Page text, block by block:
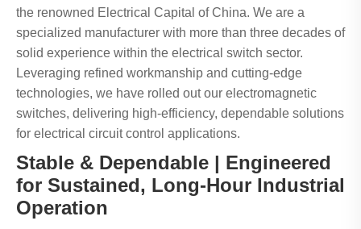
the renowned Electrical Capital of China. We are a
specialized manufacturer with more than three decades of
solid experience within the electrical switch sector.
Leveraging refined workmanship and cutting-edge
technologies, we have rolled out our electromagnetic
switches, delivering high-efficiency, dependable solutions
for electrical circuit control applications.
Stable & Dependable | Engineered
for Sustained, Long-Hour Industrial
Operation